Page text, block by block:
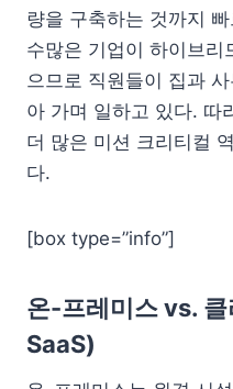
량을 구축하는 것까지
수많은 기업이 하이브리
으므로 직원들이 집과
아 가며 일하고 있다. 따
더 많은 미션 크리티컬
다.
[box type=”info”]
온-프레미스 vs.
SaaS)